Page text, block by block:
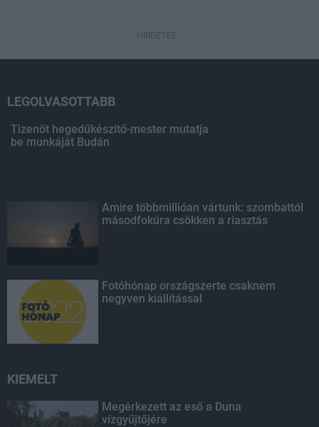
HIRDETÉS
LEGOLVASOTTABB
Tizenöt hegedűkészítő-mester mutatja
be munkáját Budán
Amire többmillióan vártunk: szombattól
másodfokúra csökken a riasztás
Fotóhónap országszerte csaknem
negyven kiállítással
KIEMELT
Megérkezett az eső a Duna
vízgyűjtőjére